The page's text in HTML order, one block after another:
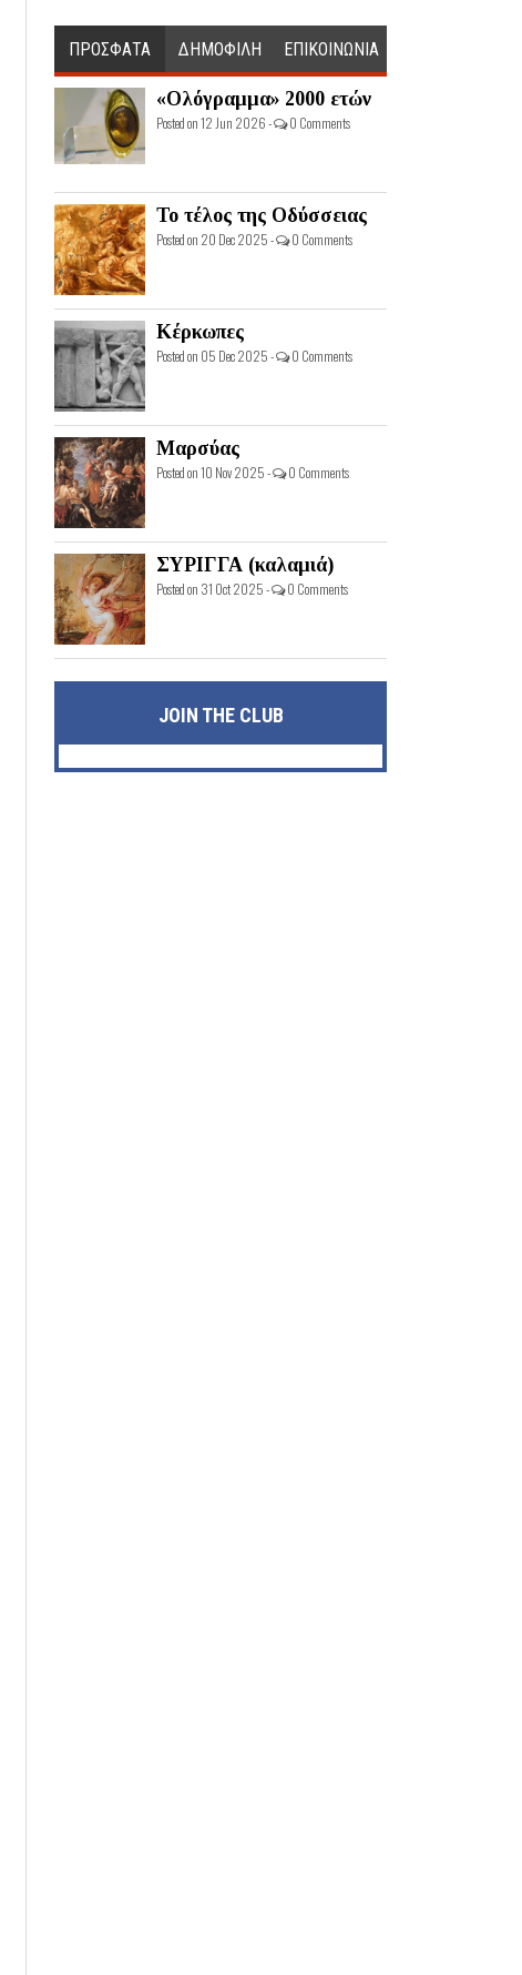
ΠΡΟΣΦΑΤΑ ΔΗΜΟΦΙΛΗ ΕΠΙΚΟΙΝΩΝΙΑ
«Ολόγραμμα» 2000 ετών
Posted on 12 Jun 2026 - 0 Comments
Το τέλος της Οδύσσειας
Posted on 20 Dec 2025 - 0 Comments
Κέρκωπες
Posted on 05 Dec 2025 - 0 Comments
Μαρσύας
Posted on 10 Nov 2025 - 0 Comments
ΣΥΡΙΓΓΑ (καλαμιά)
Posted on 31 Oct 2025 - 0 Comments
JOIN THE CLUB